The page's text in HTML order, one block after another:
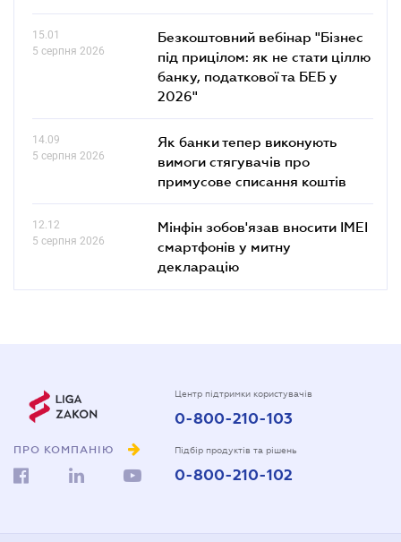
15.01
5 серпня 2026
Безкоштовний вебінар "Бізнес
під прицілом: як не стати ціллю
банку, податкової та БЕБ у
2026"
14.09
5 серпня 2026
Як банки тепер виконують
вимоги стягувачів про
примусове списання коштів
12.12
5 серпня 2026
Мінфін зобов'язав вносити IMEI
смартфонів у митну
декларацію
ПРО КОМПАНІЮ
Центр підтримки користувачів
0-800-210-103
Підбір продуктів та рішень
0-800-210-102